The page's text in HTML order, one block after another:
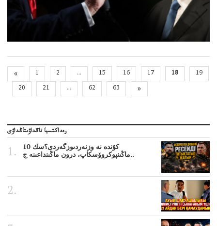
« 1 2 ... 15 16 17 18
19
20
21 ... 62 63 »
رەداكتسيا تاڭداۋىتاڭداۋى
10 كۇندە نە وزنەردىوزگەردى؟سك
ماڭىنپوكروۆسكاپ، درون ماڭىنداعىنە ج..